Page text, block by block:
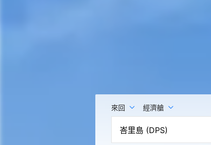
來回 經濟艙